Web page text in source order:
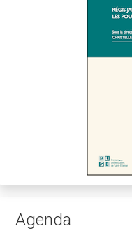
Agenda